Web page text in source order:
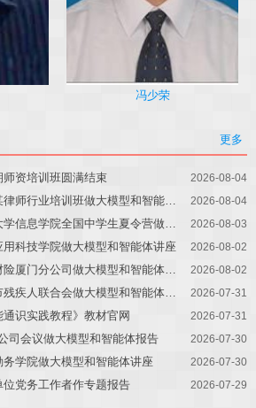
冯少荣
更多
资培训班圆满结束 2026-08-04
2026-08-04
2026-08-03
科技学院做大模型和智能体讲座 2026-08-02
2026-08-02
2026-07-31
识实践教程》教材官网 2026-07-31
司会议做大模型和智能体报告 2026-07-30
学院做大模型和智能体讲座 2026-07-30
党务工作者作专题报告 2026-07-29